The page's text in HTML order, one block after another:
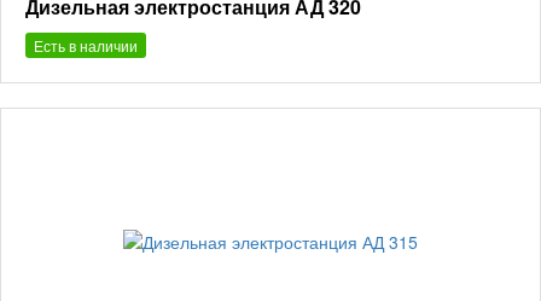
Дизельная электростанция АД 320
Есть в наличии